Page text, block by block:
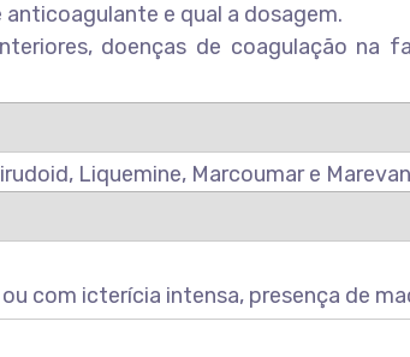
e qual a dosagem.
doenças de coagulação na
Liquemine, Marcoumar e
com icterícia intensa, presença de